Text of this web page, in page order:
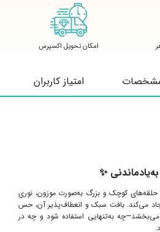
امکان تحویل اکسپرس
امتیاز کاربران
✨
«فلامینگو درب ۲۵» با حلقه‌های کوچک و بزرگ به‌صورت موزون، نوری
می‌کند. بافت سبک و انعطاف‌پذیر آن، حس
می‌بخشد—چه به‌تنهایی استفاده شود و چه در
.